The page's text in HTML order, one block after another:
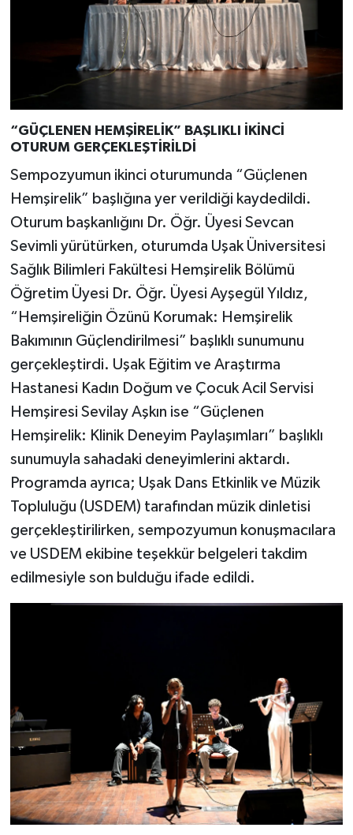
“GÜÇLENEN HEMŞİRELİK” BAŞLIKLI İKİNCİ
OTURUM GERÇEKLEŞTİRİLDİ
Sempozyumun ikinci oturumunda “Güçlenen
Hemşirelik” başlığına yer verildiği kaydedildi.
Oturum başkanlığını Dr. Öğr. Üyesi Sevcan
Sevimli yürütürken, oturumda Uşak Üniversitesi
Sağlık Bilimleri Fakültesi Hemşirelik Bölümü
Öğretim Üyesi Dr. Öğr. Üyesi Ayşegül Yıldız,
“Hemşireliğin Özünü Korumak: Hemşirelik
Bakımının Güçlendirilmesi” başlıklı sunumunu
gerçekleştirdi. Uşak Eğitim ve Araştırma
Hastanesi Kadın Doğum ve Çocuk Acil Servisi
Hemşiresi Sevilay Aşkın ise “Güçlenen
Hemşirelik: Klinik Deneyim Paylaşımları” başlıklı
sunumuyla sahadaki deneyimlerini aktardı.
Programda ayrıca; Uşak Dans Etkinlik ve Müzik
Topluluğu (USDEM) tarafından müzik dinletisi
gerçekleştirilirken, sempozyumun konuşmacılara
ve USDEM ekibine teşekkür belgeleri takdim
edilmesiyle son bulduğu ifade edildi.